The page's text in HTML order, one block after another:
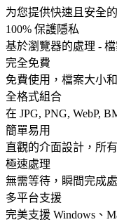
为您提供快速且安全
100% 保護隱私
基於瀏覽器的處理 -
完全免費
免費使用，檔案大小
全格式組合
在 JPG, PNG, WebP,
簡單易用
直觀的介面設計，所
極速處理
無需等待，瞬間完成
多平台支援
完美支援 Windows、